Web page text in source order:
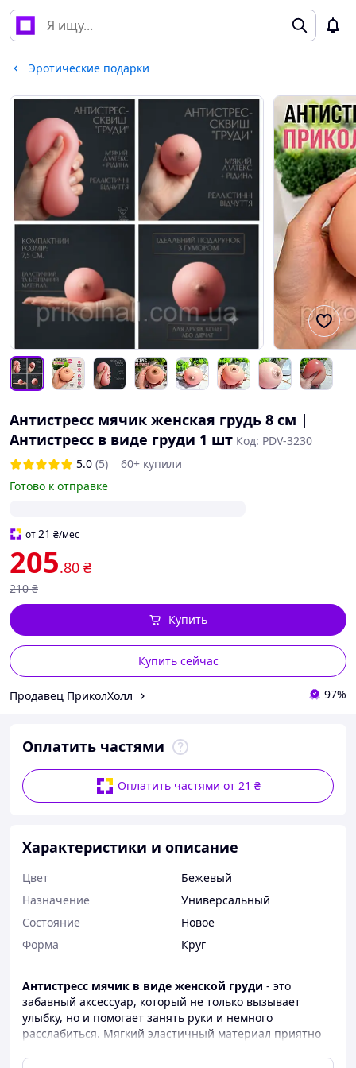
Эротические подарки
Антистресс мячик женская грудь 8 см |
Антистресс в виде груди 1 шт Код: PDV-3230
5.0 (5)
60+ купили
Готово к отправке
от21 ₴/мес
205.80 ₴
210 ₴
Купить сейчас
Купить
Продавец ПриколХолл 97%
Оплатить частями
Оплатить частями от 21 ₴
Характеристики и описание
Цвет
Бежевый
Назначение
Универсальный
Состояние
Новое
Форма
Круг
Антистресс мячик в виде женской груди - это
забавный аксессуар, который не только вызывает
улыбку, но и помогает занять руки и немного
расслабиться. Мягкий эластичный материал приятно